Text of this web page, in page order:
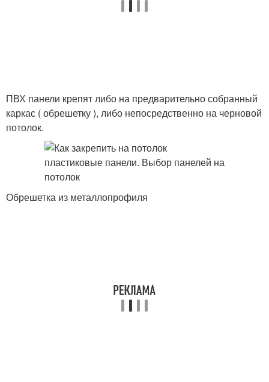
ПВХ панели крепят либо на предварительно собранный
каркас ( обрешетку ), либо непосредственно на черновой
потолок.
Обрешетка из металлопрофиля